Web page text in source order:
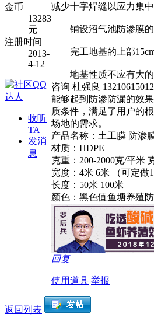
金币
13283
元
注册时间
2013-
4-12
收听
TA
发消
息
减少十字焊缝以应力集中
铺设沼气池防渗膜的
完工地基的上部15cm
地基性质不应有大的
咨询 杜强良
能够起到防渗防漏的效
质条件，满足了用户的
场地的需求。
产品名称：土工膜 防渗
材质：HDPE
克重：200-2000克/平米
宽度：4米 6米 （可定做
长度：50米 100米
颜色：黑色值鱼塘养殖
回复
使用道具 举报
返回列表